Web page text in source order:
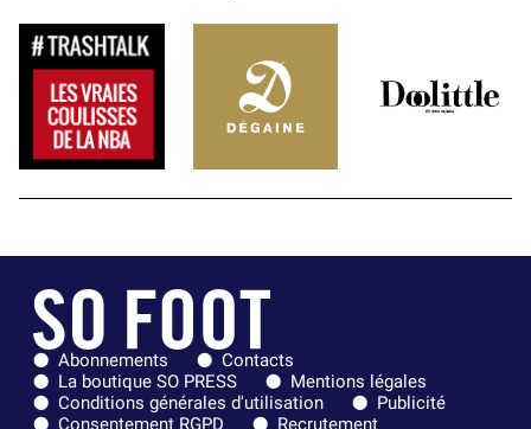
Abonnements
Contacts
La boutique SO PRESS
Mentions légales
Conditions générales d'utilisation
Publicité